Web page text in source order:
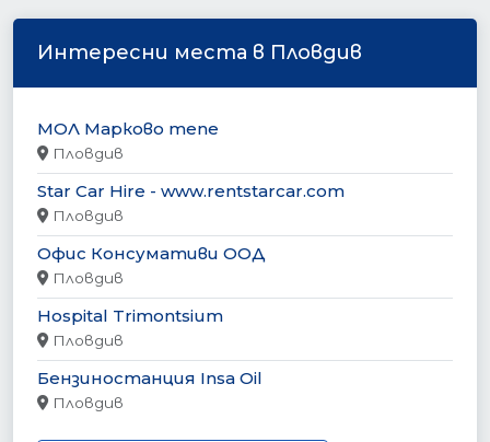
Интересни места в Пловдив
МОЛ Марково тепе
Пловдив
Star Car Hire - www.rentstarcar.com
Пловдив
Офис Консумативи ООД
Пловдив
Hospital Trimontsium
Пловдив
Бензиностанция Insa Oil
Пловдив